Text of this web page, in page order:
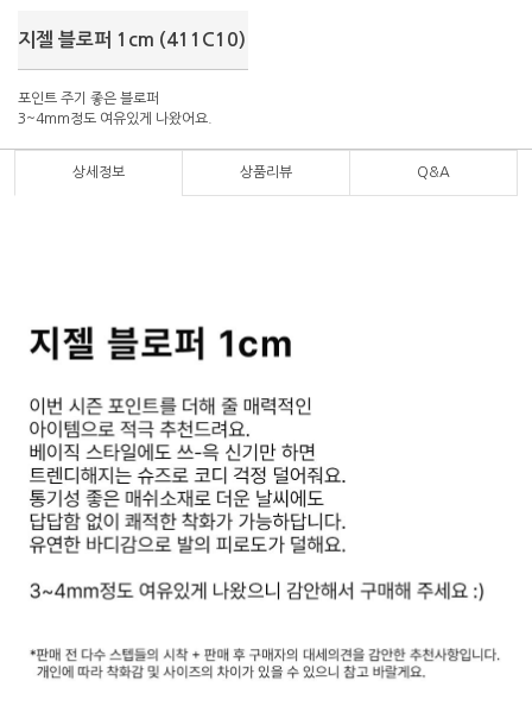
지젤 블로퍼 1cm (411C10)
포인트 주기 좋은 블로퍼
3~4mm정도 여유있게 나왔어요.
상세정보 상품리뷰 Q&A